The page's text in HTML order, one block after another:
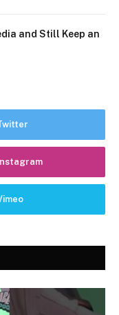
and Still Keep an
Instagram